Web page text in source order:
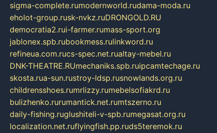
sigma-complete.rumodernworld.rudama-moda.ru
eholot-group.rusk-nvkz.ruDRONGOLD.RU
democratia2.rui-farmer.rumass-sport.org
jablonex.spb.rubookmess.rulinkword.ru
refineua.com.rucs-spec.net.rualtay-mebel.ru
DNK-THEATRE.RUmechaniks.spb.ruipcamtechage.ru
skosta.rua-sun.rustroy-ldsp.rusnowlands.org.ru
childrensshoes.rumrlizzy.rumebelsofiakrd.ru
bulizhenko.rurumantick.net.rumtszerno.ru
daily-fishing.ruglushiteli-v-spb.rumegasat.org.ru
localization.net.ruflyingfish.pp.ruds5teremok.ru